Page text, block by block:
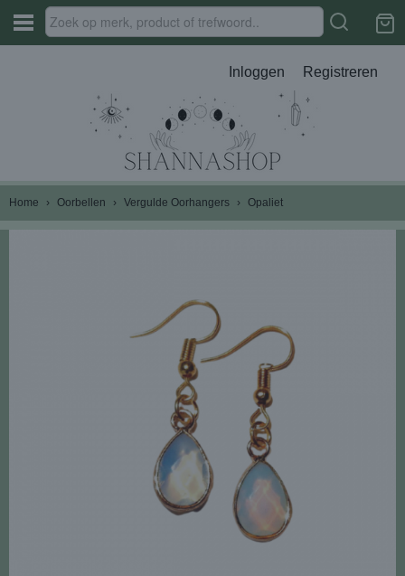
Inloggen Registreren
Home › Oorbellen › Vergulde Oorhangers › Opaliet